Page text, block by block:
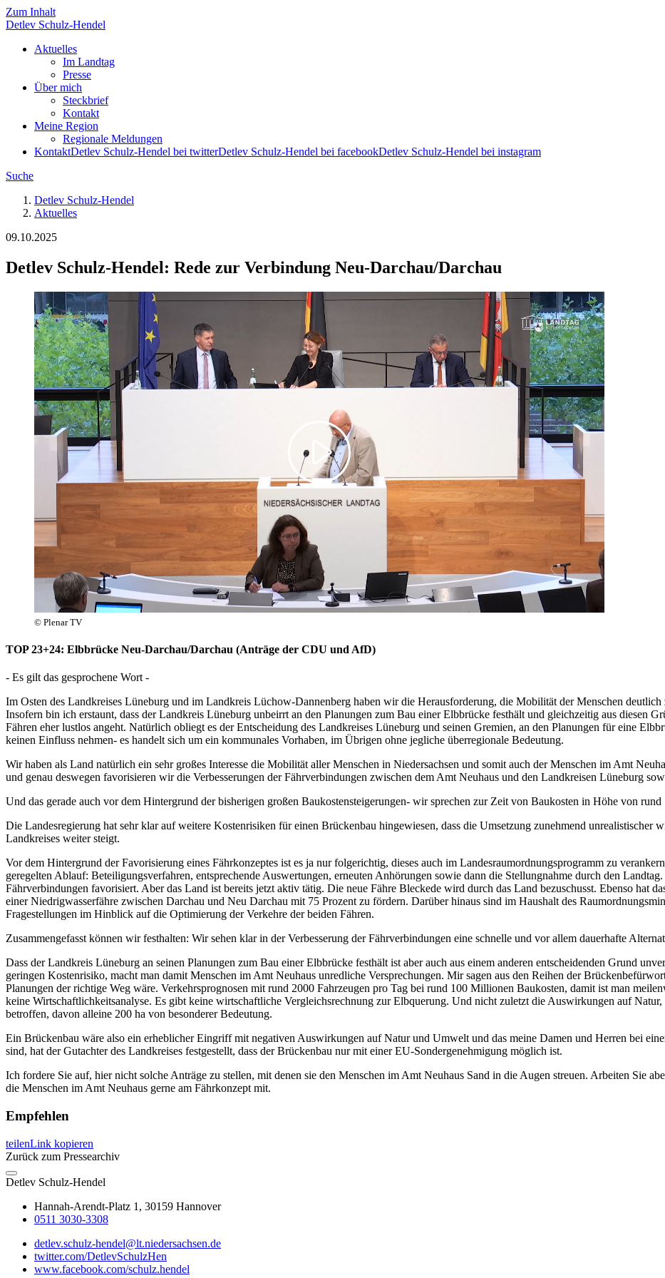
Zum Inhalt
Detlev Schulz-Hendel
Aktuelles
Im Landtag
Presse
Über mich
Steckbrief
Kontakt
Meine Region
Regionale Meldungen
KontaktDetlev Schulz-Hendel bei twitterDetlev Schulz-Hendel bei facebookDetlev Schulz-Hendel bei instagram
Suche
Detlev Schulz-Hendel
Aktuelles
09.10.2025
Detlev Schulz-Hendel: Rede zur Verbindung Neu-Darchau/Darchau
© Plenar TV
TOP 23+24: Elbbrücke Neu-Darchau/Darchau (Anträge der CDU und AfD)
- Es gilt das gesprochene Wort -
Im Osten des Landkreises Lüneburg und im Landkreis Lüchow-Dannenberg haben wir die Herausforderung, die Mobilität der Menschen deutlich
Insofern bin ich erstaunt, dass der Landkreis Lüneburg unbeirrt an den Planungen zum Bau einer Elbbrücke festhält und gleichzeitig aus diesen
Fähren eher lustlos angeht. Natürlich obliegt es der Entscheidung des Landkreises Lüneburg und seinen Gremien, an den Planungen für eine
keinen Einfluss nehmen- es handelt sich um ein kommunales Vorhaben, im Übrigen ohne jegliche überregionale Bedeutung.
Wir haben als Land natürlich ein sehr großes Interesse die Mobilität aller Menschen in Niedersachsen und somit auch der Menschen im Amt
und genau deswegen favorisieren wir die Verbesserungen der Fährverbindungen zwischen dem Amt Neuhaus und den Landkreisen Lüneburg
Und das gerade auch vor dem Hintergrund der bisherigen großen Baukostensteigerungen- wir sprechen zur Zeit von Baukosten in Höhe von
Die Landesregierung hat sehr klar auf weitere Kostenrisiken für einen Brückenbau hingewiesen, dass die Umsetzung zunehmend unrealistischer
Landkreises weiter steigt.
Vor dem Hintergrund der Favorisierung eines Fährkonzeptes ist es ja nur folgerichtig, dieses auch im Landesraumordnungsprogramm zu
geregelten Ablauf: Beteiligungsverfahren, entsprechende Auswertungen, erneuten Anhörungen sowie dann die Stellungnahme durch den
Fährverbindungen favorisiert. Aber das Land ist bereits jetzt aktiv tätig. Die neue Fähre Bleckede wird durch das Land bezuschusst. Ebenso hat
einer Niedrigwasserfähre zwischen Darchau und Neu Darchau mit 75 Prozent zu fördern. Darüber hinaus sind im Haushalt des
Fragestellungen im Hinblick auf die Optimierung der Verkehre der beiden Fähren.
Zusammengefasst können wir festhalten: Wir sehen klar in der Verbesserung der Fährverbindungen eine schnelle und vor allem dauerhafte
Dass der Landkreis Lüneburg an seinen Planungen zum Bau einer Elbbrücke festhält ist aber auch aus einem anderen entscheidenden Grund
geringen Kostenrisiko, macht man damit Menschen im Amt Neuhaus unredliche Versprechungen. Mir sagen aus den Reihen der
Planungen der richtige Weg wäre. Verkehrsprognosen mit rund 2000 Fahrzeugen pro Tag bei rund 100 Millionen Baukosten, damit ist man
keine Wirtschaftlichkeitsanalyse. Es gibt keine wirtschaftliche Vergleichsrechnung zur Elbquerung. Und nicht zuletzt die Auswirkungen auf
betroffen, davon alleine 200 ha von besonderer Bedeutung.
Ein Brückenbau wäre also ein erheblicher Eingriff mit negativen Auswirkungen auf Natur und Umwelt und das meine Damen und Herren bei
sind, hat der Gutachter des Landkreises festgestellt, dass der Brückenbau nur mit einer EU-Sondergenehmigung möglich ist.
Ich fordere Sie auf, hier nicht solche Anträge zu stellen, mit denen sie den Menschen im Amt Neuhaus Sand in die Augen streuen. Arbeiten Sie
die Menschen im Amt Neuhaus gerne am Fährkonzept mit.
Empfehlen
teilenLink kopieren
Zurück zum Pressearchiv
Detlev Schulz-Hendel
Hannah-Arendt-Platz 1, 30159 Hannover
0511 3030-3308
detlev.schulz-hendel@lt.niedersachsen.de
twitter.com/DetlevSchulzHen
www.facebook.com/schulz.hendel